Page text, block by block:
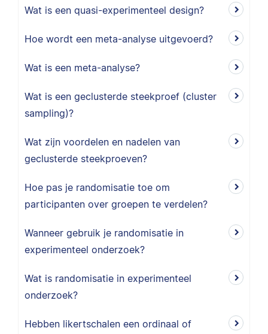
Wat is een quasi-experimenteel design?
Hoe wordt een meta-analyse uitgevoerd?
Wat is een meta-analyse?
Wat is een geclusterde steekproef (cluster
sampling)?
Wat zijn voordelen en nadelen van
geclusterde steekproeven?
Hoe pas je randomisatie toe om
participanten over groepen te verdelen?
Wanneer gebruik je randomisatie in
experimenteel onderzoek?
Wat is randomisatie in experimenteel
onderzoek?
Hebben likertschalen een ordinaal of